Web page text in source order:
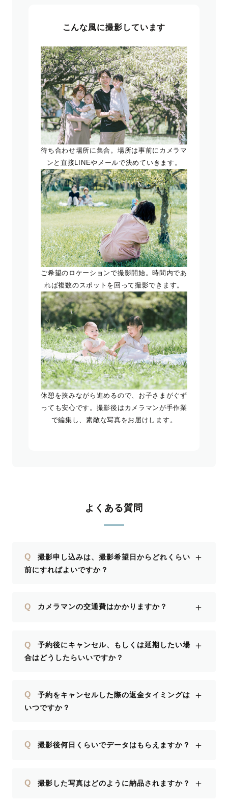
こんな風に撮影しています
待ち合わせ場所に集合。場所は事前にカメラマ
ンと直接LINEやメールで決めていきます。
ご希望のロケーションで撮影開始。時間内であ
れば複数のスポットを回って撮影できます。
休憩を挟みながら進めるので、お子さまがぐず
っても安心です。撮影後はカメラマンが手作業
で編集し、素敵な写真をお届けします。
よくある質問
Q
撮影申し込みは、撮影希望日からどれくらい
前にすればよいですか？
＋
Q カメラマンの交通費はかかりますか？ ＋
Q
予約後にキャンセル、もしくは延期したい場
合はどうしたらいいですか？
＋
Q
予約をキャンセルした際の返金タイミングは
いつですか？
＋
Q 撮影後何日くらいでデータはもらえますか？ ＋
Q 撮影した写真はどのように納品されますか？ ＋